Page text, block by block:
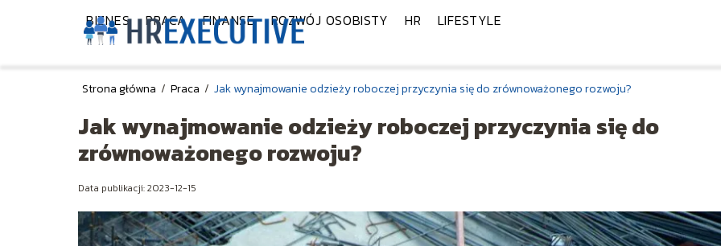
BIZNES PRACA FINANSE ROZWÓJ OSOBISTY HR LIFESTYLE
Strona główna / Praca / Jak wynajmowanie odzieży roboczej przyczynia się do zrównoważonego rozwoju?
Jak wynajmowanie odzieży roboczej przyczynia się do
zrównoważonego rozwoju?
Data publikacji: 2023-12-15